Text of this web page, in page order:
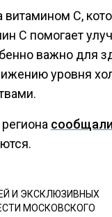
витамином С,
С помогает
важно для
уровня
сообщали
И ЭКСКЛЮЗИВНЫХ
МОСКОВСКОГО